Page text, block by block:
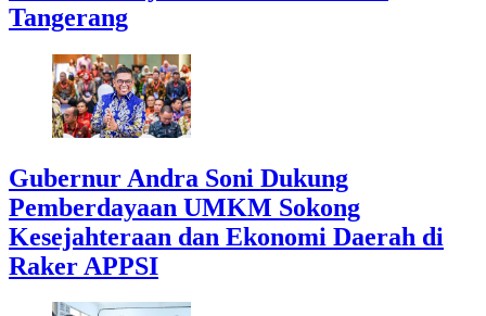
Tangerang
Gubernur Andra Soni Dukung
Pemberdayaan UMKM Sokong
Kesejahteraan dan Ekonomi Daerah di
Raker APPSI